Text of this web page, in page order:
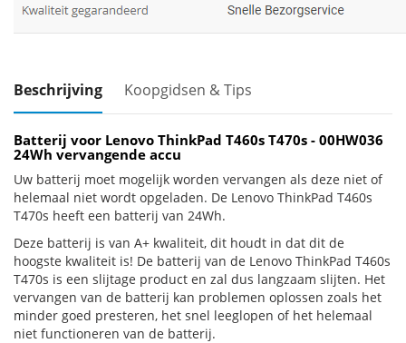
Beschrijving Koopgidsen & Tips
Batterij voor Lenovo ThinkPad T460s T470s - 00HW036
24Wh vervangende accu
Uw batterij moet mogelijk worden vervangen als deze niet of
helemaal niet wordt opgeladen. De Lenovo ThinkPad T460s
T470s heeft een batterij van 24Wh.
Deze batterij is van A+ kwaliteit, dit houdt in dat dit de
hoogste kwaliteit is! De batterij van de Lenovo ThinkPad T460s
T470s is een slijtage product en zal dus langzaam slijten. Het
vervangen van de batterij kan problemen oplossen zoals het
minder goed presteren, het snel leeglopen of het helemaal
niet functioneren van de batterij.